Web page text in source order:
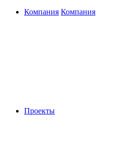
Компания Компания
Проекты